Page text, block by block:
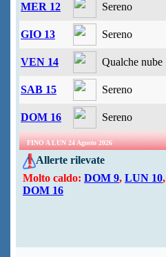
MER 12 Sereno
GIO 13 Sereno
VEN 14 Qualche nube
SAB 15 Sereno
DOM 16 Sereno
FINO A LUN 24 Agosto 2026
Allerte rilevate
Molto caldo: DOM 9, LUN 10,
DOM 16